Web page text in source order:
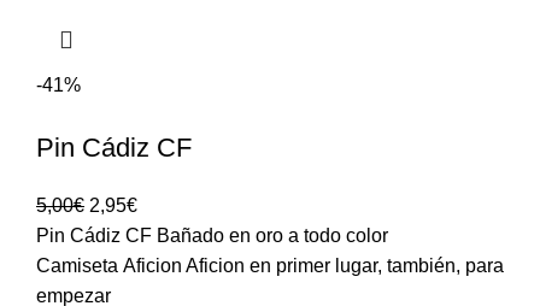
-41%
Pin Cádiz CF
5,00€ 2,95€
Pin Cádiz CF Bañado en oro a todo color
Camiseta Aficion Aficion en primer lugar, también, para
empezar